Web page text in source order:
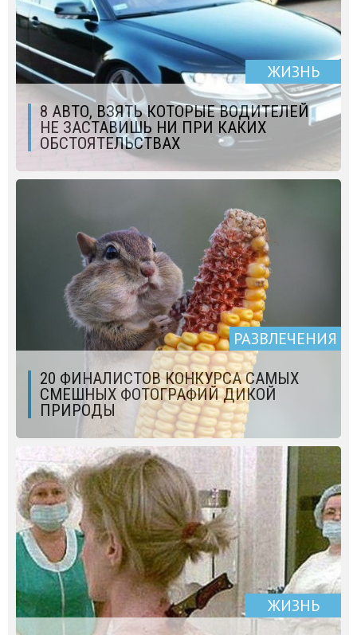
ЖИЗНЬ
8 АВТО, ВЗЯТЬ КОТОРЫЕ ВОДИТЕЛЕЙ
НЕ ЗАСТАВИШЬ НИ ПРИ КАКИХ
ОБСТОЯТЕЛЬСТВАХ
РАЗВЛЕЧЕНИЯ
20 ФИНАЛИСТОВ КОНКУРСА САМЫХ
СМЕШНЫХ ФОТОГРАФИЙ ДИКОЙ
ПРИРОДЫ
ЖИЗНЬ